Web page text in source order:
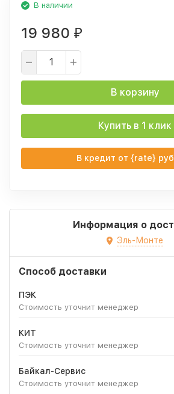
В наличии
19 980 ₽
В корзину
Купить в 1 клик
В кредит от {rate}
Информация о
Эль-Монте
Способ доставки
ПЭК
Стоимость уточнит менеджер
КИТ
Стоимость уточнит менеджер
Байкал-Сервис
Стоимость уточнит менеджер